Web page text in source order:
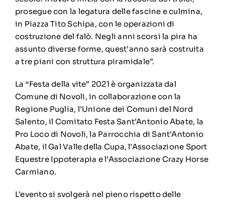
prosegue con la legatura delle fascine e culmina,
in Piazza Tito Schipa, con le operazioni di
costruzione del falò. Negli anni scorsi la pira ha
assunto diverse forme, quest’anno sarà costruita
a tre piani con struttura piramidale”.
La “Festa della vite” 2021 è organizzata dal
Comune di Novoli, in collaborazione con la
Regione Puglia, l’Unione dei Comuni del Nord
Salento, il Comitato Festa Sant’Antonio Abate, la
Pro Loco di Novoli, la Parrocchia di Sant’Antonio
Abate, il Gal Valle della Cupa, l’Associazione Sport
Equestre Ippoterapia e l’Associazione Crazy Horse
Carmiano.
L’evento si svolgerà nel pieno rispetto delle